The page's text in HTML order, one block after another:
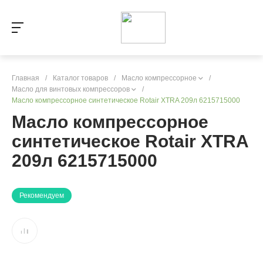
Главная / Каталог товаров / Масло компрессорное
/
Масло для винтовых компрессоров
/
Масло компрессорное синтетическое Rotair XTRA 209л 6215715000
Масло компрессорное
синтетическое Rotair XTRA
209л 6215715000
Рекомендуем